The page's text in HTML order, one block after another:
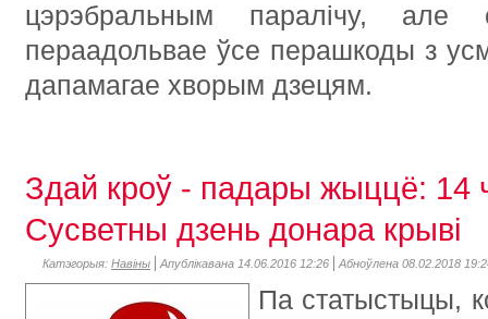
цэрэбральным паралічу, але
пераадольвае ўсе перашкоды з
дапамагае хворым дзецям.
Здай кроў - падары жыццё: 14
Сусветны дзень донара крыві
Катэгорыя: Навіны Апублікавана 14.06.2016 12:26 Абноўлена 08.02.2018
Па статыстыцы,